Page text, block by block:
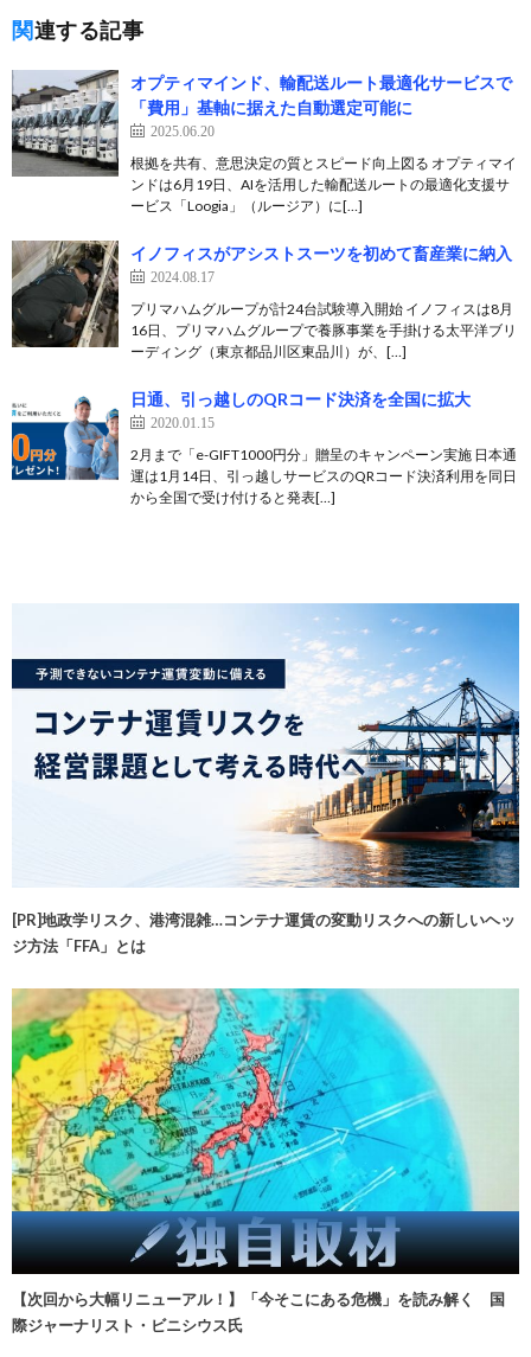
関連する記事
オプティマインド、輸配送ルート最適化サービスで
「費用」基軸に据えた自動選定可能に
2025.06.20
根拠を共有、意思決定の質とスピード向上図る オプティマイ
ンドは6月19日、AIを活用した輸配送ルートの最適化支援サ
ービス「Loogia」（ルージア）に[…]
イノフィスがアシストスーツを初めて畜産業に納入
2024.08.17
プリマハムグループが計24台試験導入開始 イノフィスは8月
16日、プリマハムグループで養豚事業を手掛ける太平洋ブリ
ーディング（東京都品川区東品川）が、[…]
日通、引っ越しのQRコード決済を全国に拡大
2020.01.15
2月まで「e-GIFT1000円分」贈呈のキャンペーン実施 日本通
運は1月14日、引っ越しサービスのQRコード決済利用を同日
から全国で受け付けると発表[…]
[PR]地政学リスク、港湾混雑…コンテナ運賃の変動リスクへの新しいヘッ
ジ方法「FFA」とは
【次回から大幅リニューアル！】「今そこにある危機」を読み解く 国
際ジャーナリスト・ビニシウス氏